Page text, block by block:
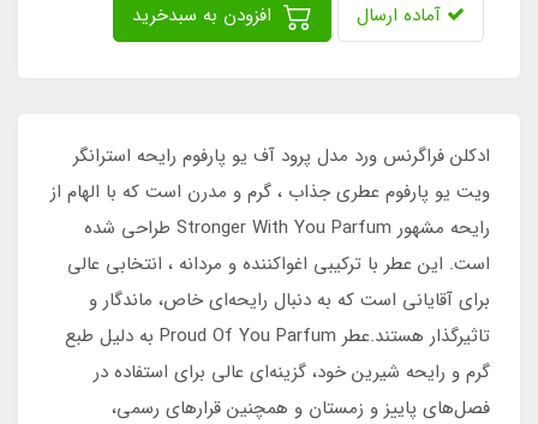
آماده ارسال
ادکلن فراگرنس ورد مدل پرود آف یو پارفوم رایحه استرانگر
ویت یو پارفوم عطری جذاب ، گرم و مدرن است که با الهام از
رایحه مشهور Stronger With You Parfum طراحی شده
است. این عطر با ترکیبی اغواکننده و مردانه ، انتخابی عالی
برای آقایانی است که به دنبال رایحه‌ای خاص، ماندگار و
تاثیرگذار هستند.عطر Proud Of You Parfum به دلیل طبع
گرم و رایحه شیرین خود، گزینه‌ای عالی برای استفاده در
فصل‌های پاییز و زمستان و همچنین قرارهای رسمی،